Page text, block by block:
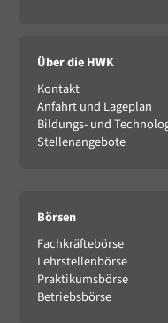
Über die HWK
Kontakt
Anfahrt und Lageplan
Bildungs- und
Stellenangebote
Börsen
Fachkräftebörse
Lehrstellenbörse
Praktikumsbörse
Betriebsbörse